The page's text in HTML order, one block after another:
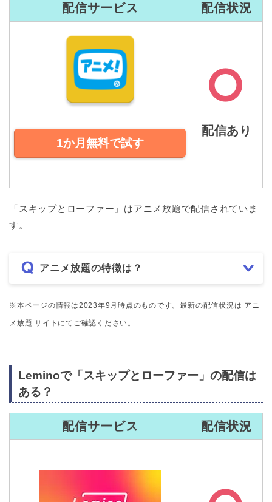
配信サービス 配信状況
1か月無料で試す
配信あり
「スキップとローファー」はアニメ放題で配信されていま
す。
アニメ放題の特徴は？
※本ページの情報は2023年9月時点のものです。最新の配信状況は アニ
メ放題 サイトにてご確認ください。
Leminoで「スキップとローファー」の配信は
ある？
配信サービス 配信状況